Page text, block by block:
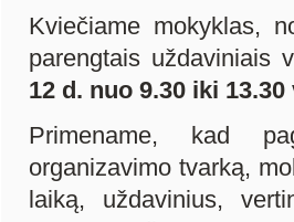
Kviečiame mokyklas,
parengtais uždaviniais
12 d. nuo 9.30 iki 13.30
Primename, kad
organizavimo tvarką,
laiką, uždavinius,